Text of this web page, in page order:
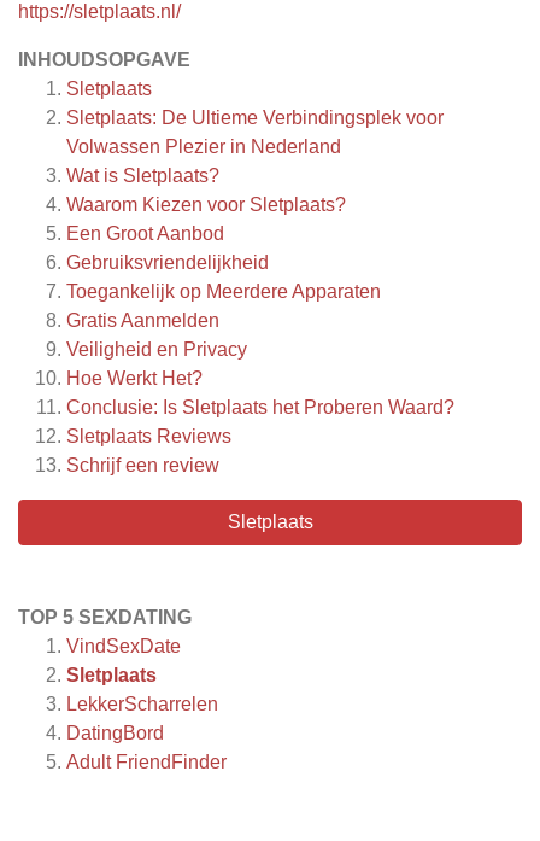
https://sletplaats.nl/
INHOUDSOPGAVE
Sletplaats
Sletplaats: De Ultieme Verbindingsplek voor
Volwassen Plezier in Nederland
Wat is Sletplaats?
Waarom Kiezen voor Sletplaats?
Een Groot Aanbod
Gebruiksvriendelijkheid
Toegankelijk op Meerdere Apparaten
Gratis Aanmelden
Veiligheid en Privacy
Hoe Werkt Het?
Conclusie: Is Sletplaats het Proberen Waard?
Sletplaats Reviews
Schrijf een review
Sletplaats
TOP 5 SEXDATING
VindSexDate
Sletplaats
LekkerScharrelen
DatingBord
Adult FriendFinder